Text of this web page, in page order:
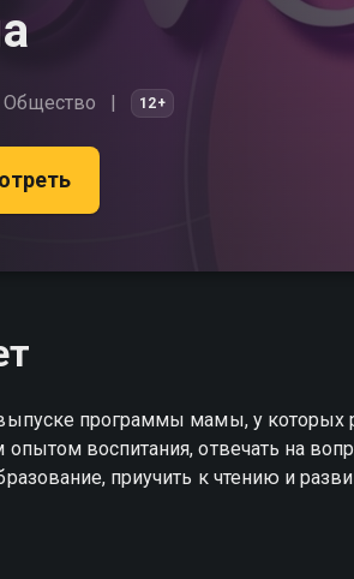
Общество 12+
программы мамы, у которых
воспитания, отвечать на
приучить к чтению и